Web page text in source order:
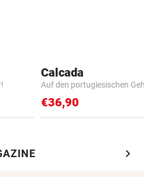
Calcada
Auf den portugiesischen
€36,90
chevron_right